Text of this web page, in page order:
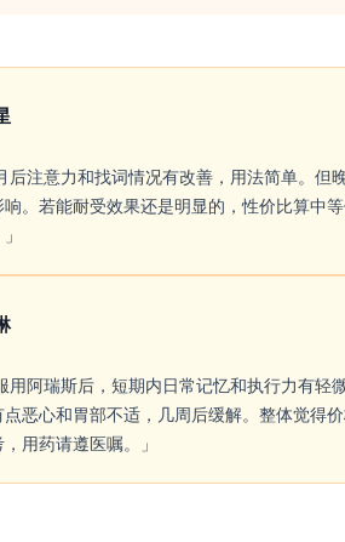
响。若能耐受效果还是明显的，性价比算中
恶心和胃部不适，几周后缓解。整体觉得
用药请遵医嘱。」